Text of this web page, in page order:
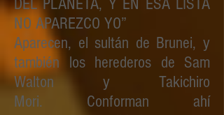
DEL PLANETA, Y EN ÉSA LISTA
NO APAREZCO YO”
Aparecen, el sultán de Brunei, y
también los herederos de Sam
Walton y Takichiro
Mori. Conforman ahí